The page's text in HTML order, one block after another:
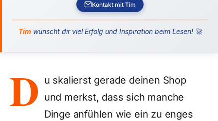
Kontakt mit Tim
Timwünscht dir viel Erfolg und Inspiration beim Lesen! 🚀
D u skalierst gerade deinen Shop
und merkst, dass sich manche
Dinge anfühlen wie ein zu enges